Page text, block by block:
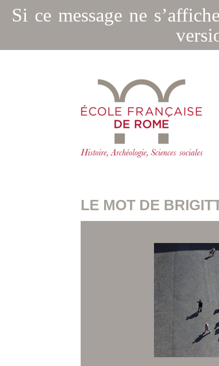
Si ce message ne
LE MOT DE